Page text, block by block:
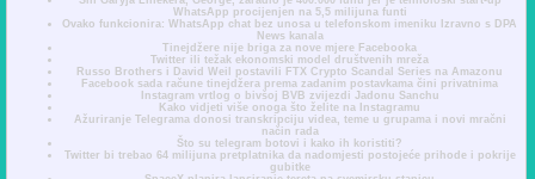
WhatsApp procijenjen na 5,5 milijuna funti
Ovako funkcionira: WhatsApp chat bez unosa u telefonskom imeniku Izravno s DPA
News kanala
Tinejdžere nije briga za nove mjere Facebooka
Twitter ili težak ekonomski model društvenih mreža
Russo Brothers i David Weil postavili FTX Crypto Scandal Series na Amazonu
Facebook sada račune tinejdžera prema zadanim postavkama čini privatnima
Instagram vrtlog o bivšoj BVB zvijezdi Jadonu Sanchu
Kako vidjeti više onoga što želite na Instagramu
Ažuriranje Telegrama donosi transkripciju videa, teme u grupama i novi mračni
način rada
Što su telegram botovi i kako ih koristiti?
Twitter bi trebao 64 milijuna pretplatnika da nadomjesti postojeće prihode i pokrije
gubitke